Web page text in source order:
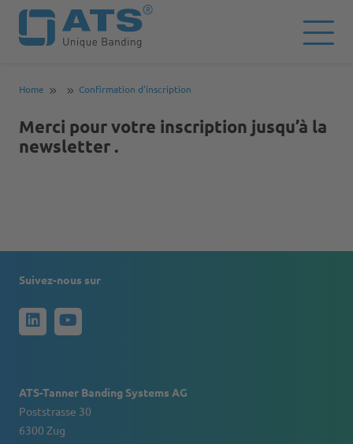
Home Confirmation d'inscription
Merci pour votre inscription jusqu’à la
newsletter .
Suivez-nous sur
ATS-Tanner Banding Systems AG
Poststrasse 30
6300 Zug